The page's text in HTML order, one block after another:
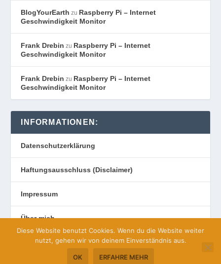
BlogYourEarth zu Raspberry Pi – Internet
Geschwindigkeit Monitor
Frank Drebin zu Raspberry Pi – Internet
Geschwindigkeit Monitor
Frank Drebin zu Raspberry Pi – Internet
Geschwindigkeit Monitor
INFORMATIONEN:
Datenschutzerklärung
Haftungsausschluss (Disclaimer)
Impressum
Über mich
Diese Website benutzt Cookies. Wenn du die Website weiter
nutzt, gehen wir von deinem Einverständnis aus.
OK ERFAHRE MEHR